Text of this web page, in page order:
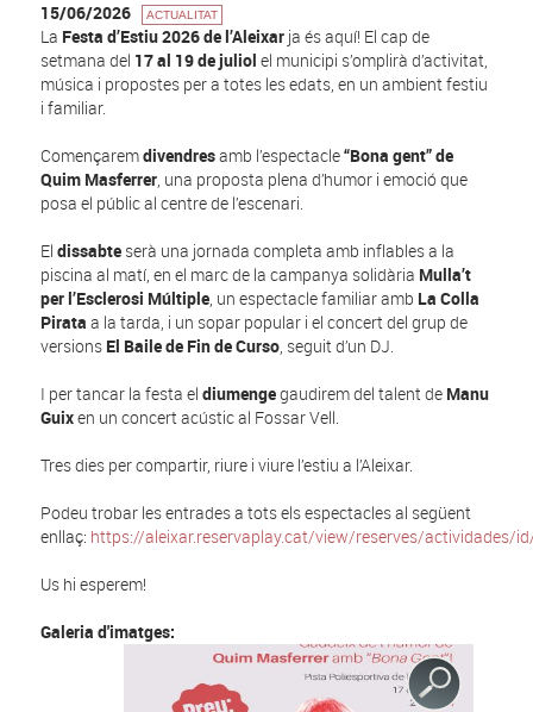
15/06/2026 ACTUALITAT
La Festa d’Estiu 2026 de l’Aleixar ja és aquí! El cap de
setmana del 17 al 19 de juliol el municipi s’omplirà d’activitat,
música i propostes per a totes les edats, en un ambient festiu
i familiar.
Començaremdivendresamb l’espectacle“Bona gent” de
Quim Masferrer, una proposta plena d’humor i emoció que
posa el públic al centre de l’escenari.
Eldissabte serà una jornada completa amb inflables a la
piscina al matí, en el marc de la campanya solidària Mulla’t
per l’Esclerosi Múltiple, un espectacle familiar amb La Colla
Pirataa la tarda, i un sopar popular i el concert del grup de
versions El Baile de Fin de Curso, seguit d’un DJ.
I per tancar la festa eldiumengegaudirem del talent de Manu
Guixen un concert acústic al Fossar Vell.
Tres dies per compartir, riure i viure l’estiu a l’Aleixar.
Podeu trobar les entrades a tots els espectacles al següent
enllaç: https://aleixar.reservaplay.cat/view/reserves/actividades/
Us hi esperem!
Galeria d'imatges: